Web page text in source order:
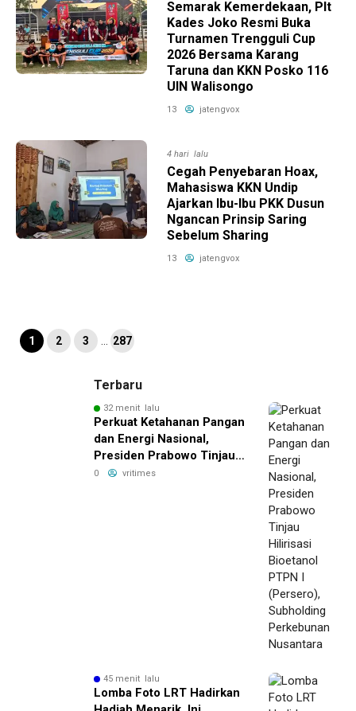
Semarak Kemerdekaan, Plt
Kades Joko Resmi Buka
Turnamen Trengguli Cup
2026 Bersama Karang
Taruna dan KKN Posko 116
UIN Walisongo
13 jatengvox
4 hari lalu
Cegah Penyebaran Hoax,
Mahasiswa KKN Undip
Ajarkan Ibu-Ibu PKK Dusun
Ngancan Prinsip Saring
Sebelum Sharing
13 jatengvox
1 2 3 287
Terbaru
32 menit lalu
Perkuat Ketahanan Pangan
dan Energi Nasional,
Presiden Prabowo Tinjau
Hilirisasi Bioetanol PTPN I
0 vritimes
45 menit lalu
Lomba Foto LRT Hadirkan